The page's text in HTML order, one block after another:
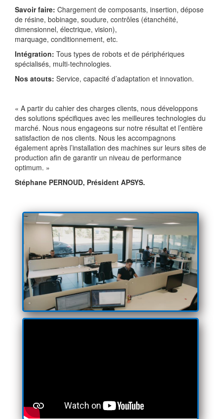
Savoir faire: Chargement de composants, insertion, dépose
de résine, bobinage, soudure, contrôles (étanchéité,
dimensionnel, électrique, vision),
marquage, conditionnement, etc.
Intégration: Tous types de robots et de périphériques
spécialisés, multi-technologies.
Nos atouts: Service, capacité d’adaptation et innovation.
« A partir du cahier des charges clients, nous développons
des solutions spécifiques avec les meilleures technologies du
marché. Nous nous engageons sur notre résultat et l’entière
satisfaction de nos clients. Nous les accompagnons
également après l’installation des machines sur leurs sites de
production afin de garantir un niveau de performance
optimum. »
Stéphane PERNOUD, Président APSYS.